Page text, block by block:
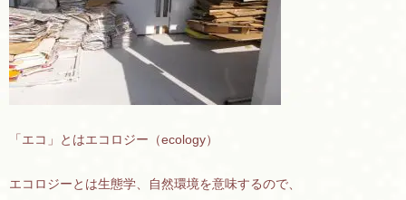
「エコ」とはエコロジー（ecology）
エコロジーとは生態学、自然環境を意味するので、